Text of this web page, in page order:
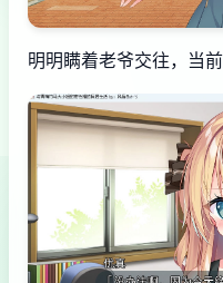
明明瞒着老爷交往，当前